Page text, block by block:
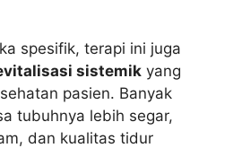
spesifik, terapi ini juga
sistemik yang
pasien. Banyak
tubuhnya lebih segar,
dan kualitas tidur